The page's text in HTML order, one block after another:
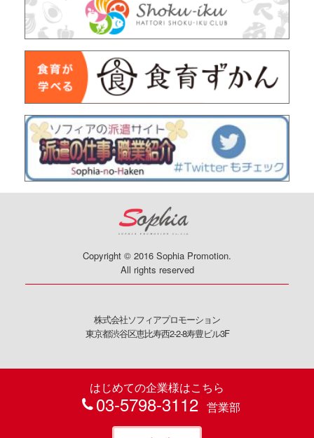
Copyright © 2016 Sophia Promotion.
All rights reserved
株式会社ソフィアプロモーション
東京都渋谷区恵比寿西2-2-8寿豊ビル3F
はじめての企業様はこちら
03-5798-3112 営業部